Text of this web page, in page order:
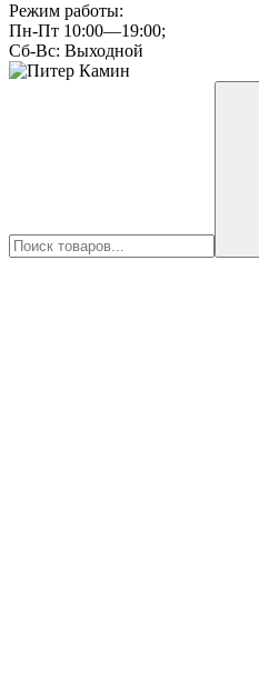
Режим работы:
Пн-Пт 10:00—19:00;
Сб-Вс: Выходной